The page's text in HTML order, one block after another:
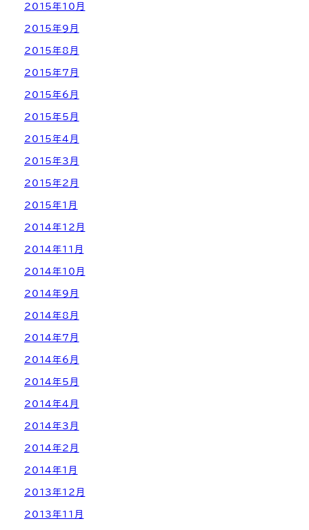
2015年10月
2015年9月
2015年8月
2015年7月
2015年6月
2015年5月
2015年4月
2015年3月
2015年2月
2015年1月
2014年12月
2014年11月
2014年10月
2014年9月
2014年8月
2014年7月
2014年6月
2014年5月
2014年4月
2014年3月
2014年2月
2014年1月
2013年12月
2013年11月